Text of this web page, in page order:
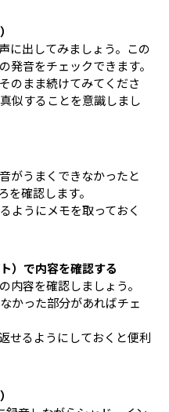
に出してみましょう。この
発音をチェックできます。
のまま続けてみてくださ
似することを意識しまし
がうまくできなかったと
を確認します。
ようにメモを取っておく
）で内容を確認する
内容を確認しましょう。
かった部分があればチェ
せるようにしておくと便利